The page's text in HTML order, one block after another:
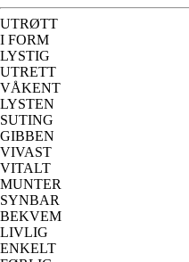
UTRØTT
I FORM
LYSTIG
UTRETT
VÅKENT
LYSTEN
SUTING
GIBBEN
VIVAST
VITALT
MUNTER
SYNBAR
BEKVEM
LIVLIG
ENKELT